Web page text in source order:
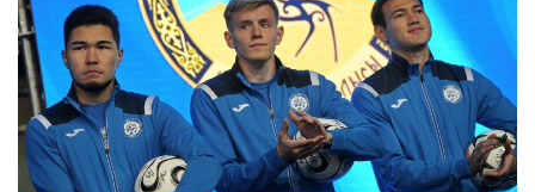
МИР
СПЕЦПРОЕКТЫ
СПОРТ